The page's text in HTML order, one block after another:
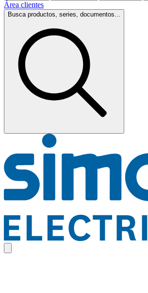
Área clientes
Busca productos, series, documentos...